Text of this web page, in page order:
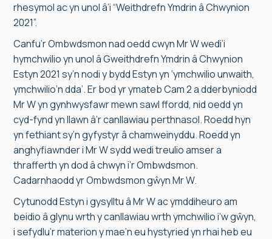
rhesymol ac yn unol â’i “Weithdrefn Ymdrin â Chwynion
2021”.
Canfu’r Ombwdsmon nad oedd cwyn Mr W wedi’i
hymchwilio yn unol â Gweithdrefn Ymdrin â Chwynion
Estyn 2021 sy’n nodi y bydd Estyn yn ‘ymchwilio unwaith,
ymchwilio’n dda’. Er bod yr ymateb Cam 2 a dderbyniodd
Mr W yn gynhwysfawr mewn sawl ffordd, nid oedd yn
cyd-fynd yn llawn â’r canllawiau perthnasol. Roedd hyn
yn fethiant sy’n gyfystyr â chamweinyddu. Roedd yn
anghyfiawnder i Mr W sydd wedi treulio amser a
thrafferth yn dod â chwyn i’r Ombwdsmon.
Cadarnhaodd yr Ombwdsmon gŵyn Mr W.
Cytunodd Estyn i gysylltu â Mr W ac ymddiheuro am
beidio â glynu wrth y canllawiau wrth ymchwilio i’w gŵyn,
i sefydlu’r materion y mae’n eu hystyried yn rhai heb eu